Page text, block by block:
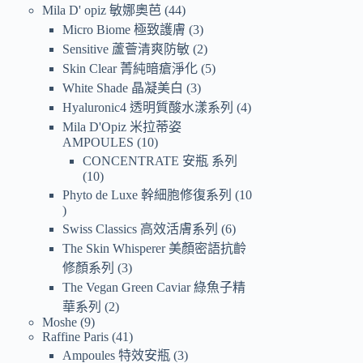
Mila D' opiz 敏娜奧芭 44
Micro Biome 極致護膚 3
Sensitive 蘆薈清爽防敏 2
Skin Clear 菁純暗瘡淨化 5
White Shade 晶凝美白
3
Hyaluronic4 透明質酸水漾系列
4
Mila D'Opiz 米拉蒂姿
AMPOULES
10
CONCENTRATE 安瓶 系列
10
Phyto de Luxe 幹細胞修復系列
10
Swiss Classics 高效活膚系列
6
The Skin Whisperer 美顏密語抗齡
修顏系列
3
The Vegan Green Caviar 綠魚子精
華系列
2
Moshe 9
Raffine Paris 41
Ampoules 特效安瓶 3